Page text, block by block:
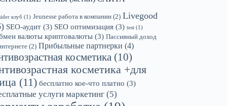
клуб (1) Jeunesse работа в компании (2) Livegood
SEO-аудит (3) SEO оптимизация (3) test (1)
валюты криптовалюты (3) Пассивный доход
(2) Прибыльные партнерки (4)
косметика (10)
косметика +для
(11) бесплатно кое-что платно (3)
услуги маркетинг (5)